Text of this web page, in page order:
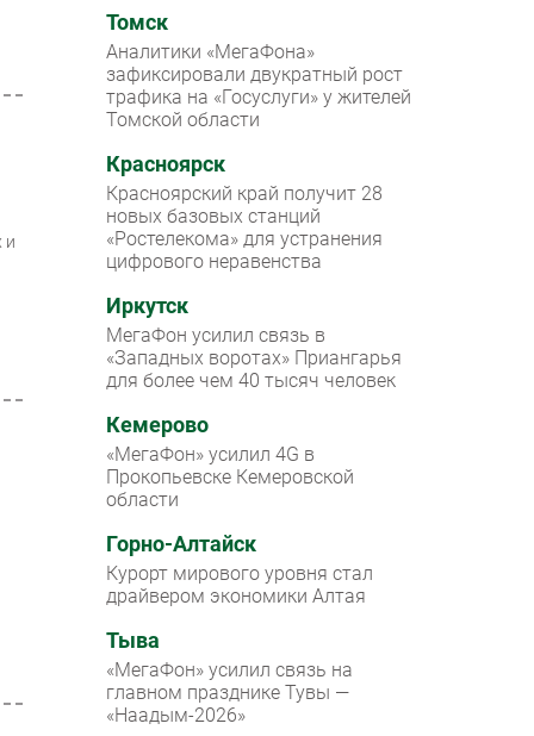
Тестовый стенд
Каталог компаний
и
Томск
Аналитики «МегаФона»
зафиксировали двукратный рост
трафика на «Госуслуги» у жителей
Томской области
Красноярск
Красноярский край получит 28
новых базовых станций
«Ростелекома» для устранения
цифрового неравенства
Иркутск
МегаФон усилил связь в
«Западных воротах» Приангарья
для более чем 40 тысяч человек
Кемерово
«МегаФон» усилил 4G в
Прокопьевске Кемеровской
области
Горно-Алтайск
Курорт мирового уровня стал
драйвером экономики Алтая
Тыва
«МегаФон» усилил связь на
главном празднике Тувы —
«Наадым-2026»